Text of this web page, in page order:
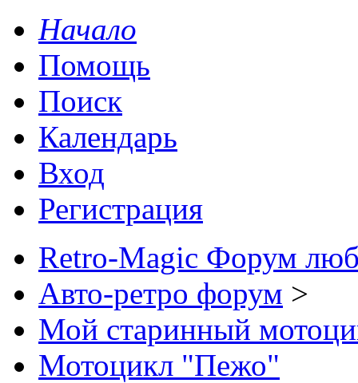
Начало
Помощь
Поиск
Календарь
Вход
Регистрация
Retro-Magic Форум
Авто-ретро форум >
Мой старинный
Мотоцикл "Пежо"